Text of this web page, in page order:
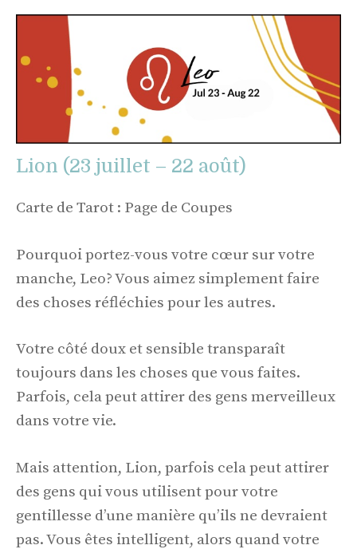
Lion (23 juillet – 22 août)
Carte de Tarot : Page de Coupes
Pourquoi portez-vous votre cœur sur votre
manche, Leo? Vous aimez simplement faire
des choses réfléchies pour les autres.
Votre côté doux et sensible transparaît
toujours dans les choses que vous faites.
Parfois, cela peut attirer des gens merveilleux
dans votre vie.
Mais attention, Lion, parfois cela peut attirer
des gens qui vous utilisent pour votre
gentillesse d’une manière qu’ils ne devraient
pas. Vous êtes intelligent, alors quand votre